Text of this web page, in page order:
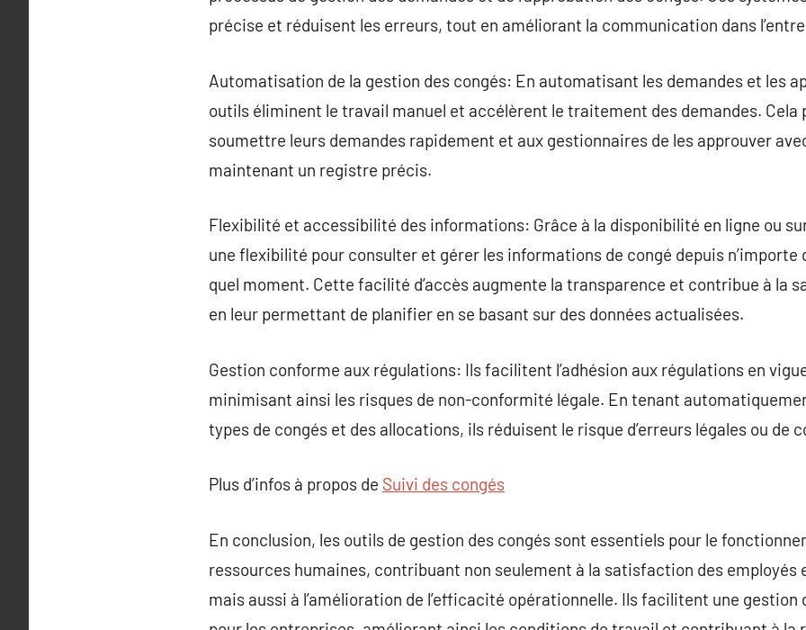
précise et réduisent les erreurs, tout en améliorant la communication dans
Automatisation de la gestion des congés: En automatisant les demandes et les
outils éliminent le travail manuel et accélèrent le traitement des demandes. Cela
soumettre leurs demandes rapidement et aux gestionnaires de les approuver
maintenant un registre précis.
Flexibilité et accessibilité des informations: Grâce à la disponibilité en ligne ou
une flexibilité pour consulter et gérer les informations de congé depuis n’importe
quel moment. Cette facilité d’accès augmente la transparence et contribue à la
en leur permettant de planifier en se basant sur des données actualisées.
Gestion conforme aux régulations: Ils facilitent l’adhésion aux régulations en
minimisant ainsi les risques de non-conformité légale. En tenant
types de congés et des allocations, ils réduisent le risque d’erreurs légales ou de
Plus d’infos à propos de Suivi des congés
En conclusion, les outils de gestion des congés sont essentiels pour le
ressources humaines, contribuant non seulement à la satisfaction des employés
mais aussi à l’amélioration de l’efficacité opérationnelle. Ils facilitent une gestion